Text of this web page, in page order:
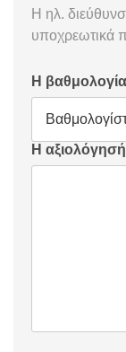
Η ηλ.
υποχρεωτικά
Η
Η